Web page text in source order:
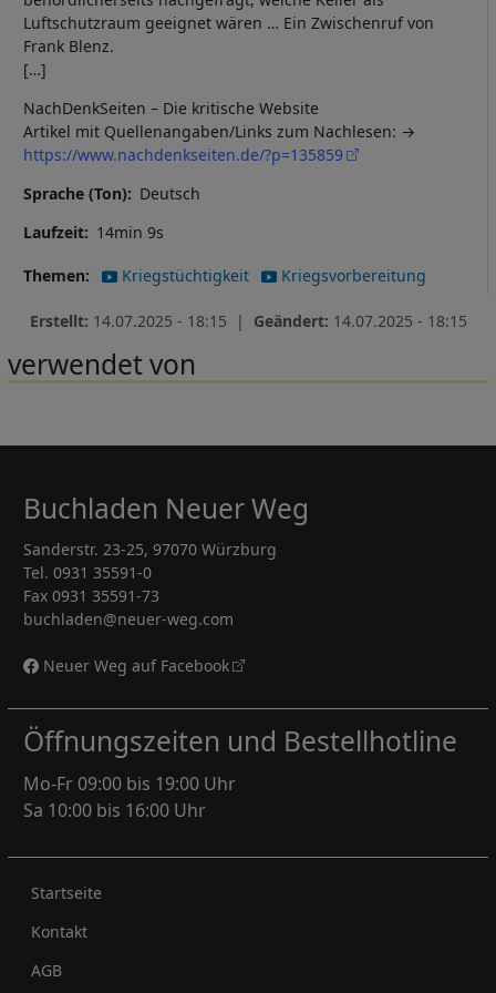
Luftschutzraum geeignet wären … Ein Zwischenruf von
Frank Blenz.
[…]
NachDenkSeiten – Die kritische Website
Artikel mit Quellenangaben/Links zum Nachlesen:
https://www.nachdenkseiten.de/?p=135859
Sprache (Ton)
Deutsch
Laufzeit
14min 9s
Themen Kriegstüchtigkeit Kriegsvorbereitung
Erstellt: 14.07.2025 - 18:15 | Geändert: 14.07.2025 - 18:15
verwendet von
Buchladen Neuer Weg
Sanderstr. 23-25, 97070 Würzburg
Tel. 0931 35591-0
Fax 0931 35591-73
buchladen@neuer-weg.com
Neuer Weg auf Facebook
Öffnungszeiten und Bestellhotline
Mo-Fr 09:00 bis 19:00 Uhr
Sa 10:00 bis 16:00 Uhr
Rechtliches
Startseite
Kontakt
AGB